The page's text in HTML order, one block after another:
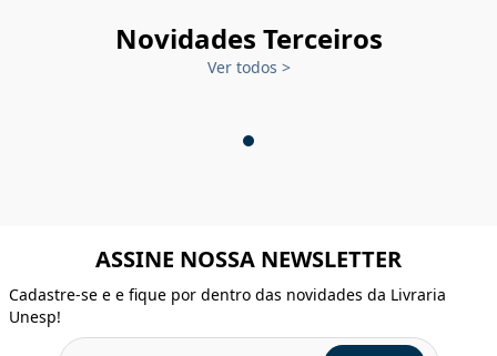
Novidades Terceiros
Ver todos >
ASSINE NOSSA NEWSLETTER
Cadastre-se e e fique por dentro das novidades da Livraria
Unesp!